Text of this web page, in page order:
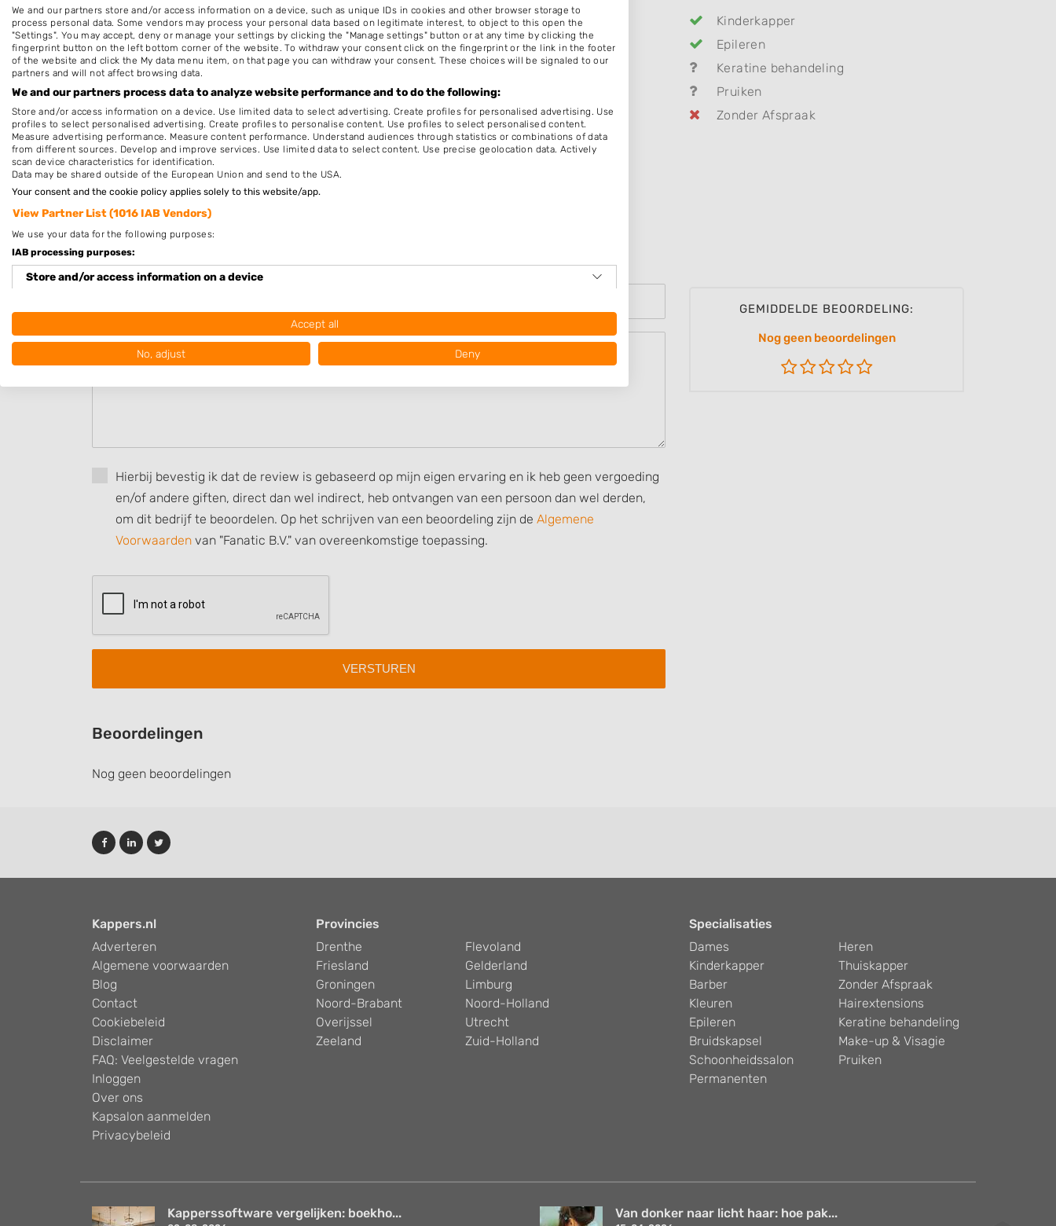
Dames Heren
Kinderkapper
Kleuren
Hairextensions
Epileren
Bruidskapsel
Barber
Keratine behandeling
Make-up & Visagie
Schoonheidssalon
Pruiken
Permanenten
Thuiskapper Zonder Afspraak
Openingstijden
Op afspraak
Beoordeel Kapsalon rooie sien
Uw beoordeling:
Hierbij bevestig ik dat de review is gebaseerd op mijn eigen ervaring en ik heb geen vergoeding
en/of andere giften, direct dan wel indirect, heb ontvangen van een persoon dan wel derden,
om dit bedrijf te beoordelen. Op het schrijven van een beoordeling zijn de Algemene
Voorwaarden van "Fanatic B.V." van overeenkomstige toepassing.
GEMIDDELDE BEOORDELING:
Nog geen beoordelingen
Beoordelingen
Nog geen beoordelingen
Kappers.nl
Adverteren
Algemene voorwaarden
Blog
Contact
Cookiebeleid
Disclaimer
FAQ: Veelgestelde vragen
Inloggen
Over ons
Kapsalon aanmelden
Privacybeleid
Provincies
Drenthe
Flevoland
Friesland
Gelderland
Groningen
Limburg
Noord-Brabant
Noord-Holland
Overijssel
Utrecht
Zeeland
Zuid-Holland
Specialisaties
Dames
Heren
Kinderkapper
Thuiskapper
Barber
Zonder Afspraak
Kleuren
Hairextensions
Epileren
Keratine behandeling
Bruidskapsel
Make-up & Visagie
Schoonheidssalon
Pruiken
Permanenten
Kapperssoftware vergelijken: boekho... Van donker naar licht haar: hoe pak...
We and our partners store and/or access information on a device, such as unique IDs in cookies and other browser storage to
process personal data. Some vendors may process your personal data based on legitimate interest, to object to this open the
"Settings". You may accept, deny or manage your settings by clicking the "Manage settings" button or at any time by clicking the
fingerprint button on the left bottom corner of the website. To withdraw your consent click on the fingerprint or the link in the footer
of the website and click the My data menu item, on that page you can withdraw your consent. These choices will be signaled to our
partners and will not affect browsing data.
We and our partners process data to analyze website performance and to do the following:
Store and/or access information on a device. Use limited data to select advertising. Create profiles for personalised advertising. Use
profiles to select personalised advertising. Create profiles to personalise content. Use profiles to select personalised content.
Measure advertising performance. Measure content performance. Understand audiences through statistics or combinations of data
from different sources. Develop and improve services. Use limited data to select content. Use precise geolocation data. Actively
scan device characteristics for identification.
Data may be shared outside of the European Union and send to the USA.
Your consent and the cookie policy applies solely to this website/app.
View Partner List (1016 IAB Vendors)
We use your data for the following purposes:
IAB processing purposes:
Store and/or access information on a device
Create profiles for personalised advertising
Measure advertising performance
Measure content performance
Understand audiences through statistics or combinations of data from different
Develop and improve services
Use limited data to select content
IAB Special Features:
Performance
Accept all
No, adjust Deny